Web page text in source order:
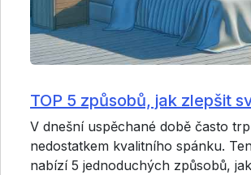
TOP 5 způsobů, jak zlepšit
V dnešní uspěchané době často
nedostatkem kvalitního spánku.
nabízí 5 jednoduchých způsobů,